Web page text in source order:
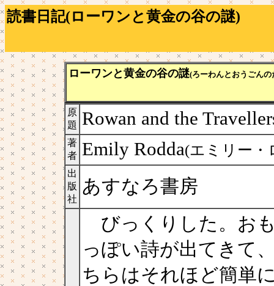
読書日記(ローワンと黄金の谷の謎)
ローワンと黄金の谷の謎(ろーわんとおうごんの
原
題
Rowan and the
著
者 Emily Rodda(エミリー・
出
版
社
あすなろ書房
びっくりした。お
っぽい詩が出てきて
ちらはそれほど簡単